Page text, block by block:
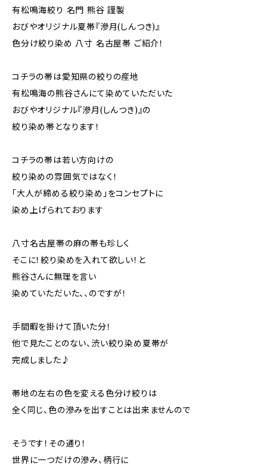
有松鳴海絞り 名門 熊谷 謹製
おびやオリジナル夏帯『滲月(しんつき)』
色分け絞り染め 八寸 名古屋帯 ご紹介！
コチラの帯は愛知県の絞りの産地
有松鳴海の熊谷さんにて染めていただいた
おびやオリジナル『滲月(しんつき)』の
絞り染め帯となります！
コチラの帯は若い方向けの
絞り染めの雰囲気ではなく！
「大人が締める絞り染め」をコンセプトに
染め上げられております
八寸名古屋帯の麻の帯も珍しく
そこに！絞り染めを入れて欲しい！と
熊谷さんに無理を言い
染めていただいた、、のですが！
手間暇を掛けて頂いた分！
他で見たことのない、渋い絞り染め夏帯が
完成しました♪
帯地の左右の色を変える色分け絞りは
全く同じ、色の滲みを出すことは出来ませんので
そうです！その通り！
世界に一つだけの滲み、柄行に